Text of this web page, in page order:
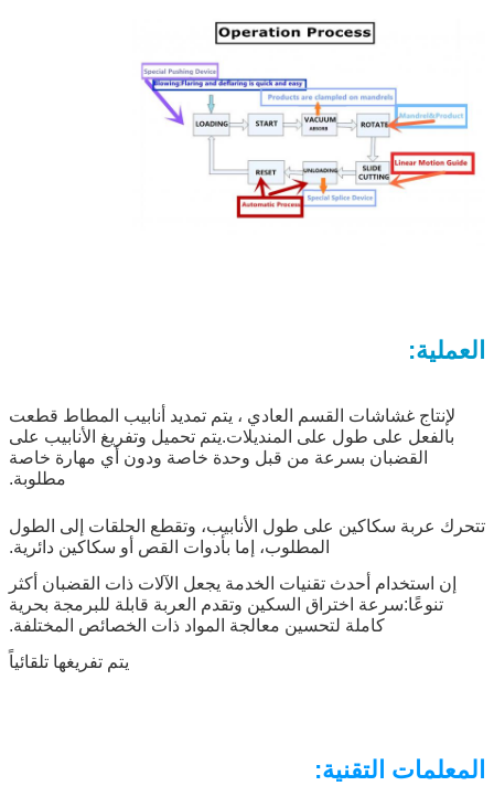
العملية:
لإنتاج غشاشات القسم العادي ، يتم تمديد أنابيب المطاط قطعت
بالفعل على طول على المنديلات.يتم تحميل وتفريغ الأنابيب على
القضبان بسرعة من قبل وحدة خاصة ودون أي مهارة خاصة
مطلوبة.
تتحرك عربة سكاكين على طول الأنابيب، وتقطع الحلقات إلى الطول
المطلوب، إما بأدوات القص أو سكاكين دائرية.
إن استخدام أحدث تقنيات الخدمة يجعل الآلات ذات القضبان أكثر
تنوعًا:سرعة اختراق السكين وتقدم العربة قابلة للبرمجة بحرية
كاملة لتحسين معالجة المواد ذات الخصائص المختلفة.
يتم تفريغها تلقائياً
المعلمات التقنية: